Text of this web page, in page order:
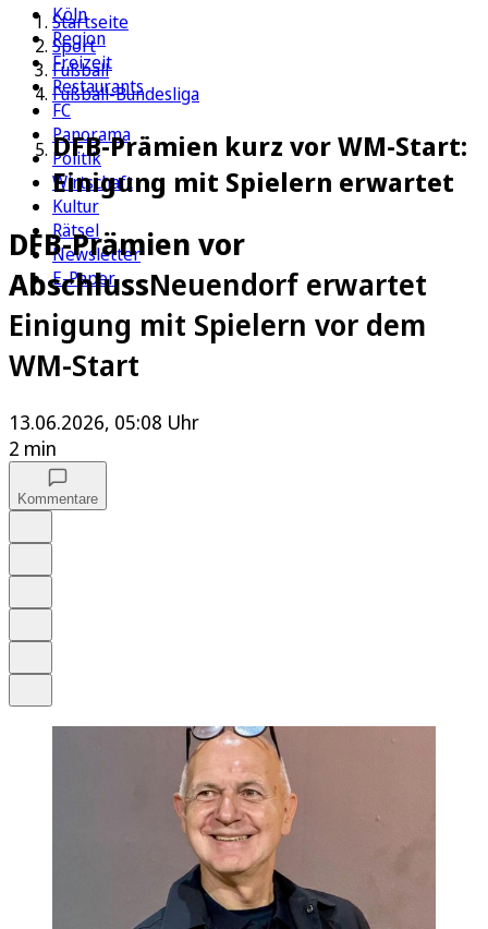
Köln
Region
Freizeit
Restaurants
FC
Panorama
Politik
Wirtschaft
Kultur
Rätsel
Newsletter
E-Paper
Startseite
Sport
Fußball
Fußball-Bundesliga
DFB-Prämien kurz vor WM-Start:
Einigung mit Spielern erwartet
DFB-Prämien vor
AbschlussNeuendorf erwartet
Einigung mit Spielern vor dem
WM-Start
13.06.2026, 05:08 Uhr
2 min
Kommentare